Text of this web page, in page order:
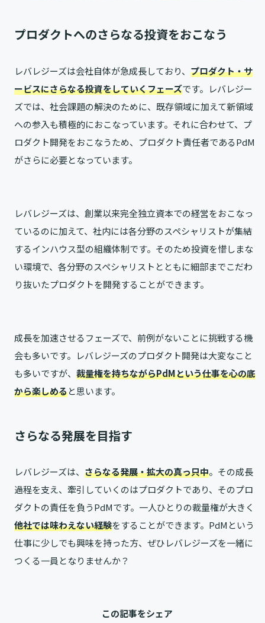
プロダクトへのさらなる投資をおこなう
レバレジーズは会社自体が急成長しており、 プロダクト・サ
ービスにさらなる投資をしていくフェーズです。レバレジー
ズでは、社会課題の解決のために、既存領域に加えて新領域
への参入も積極的におこなっています。それに合わせて、プ
ロダクト開発をおこなうため、プロダクト責任者であるPdM
がさらに必要となっています。
レバレジーズは、創業以来完全独立資本での経営をおこなっ
ているのに加えて、社内には各分野のスペシャリストが集結
するインハウス型の組織体制です。そのため投資を惜しまな
い環境で、各分野のスペシャリストとともに細部までこだわ
り抜いたプロダクトを開発することができます。
成長を加速させるフェーズで、前例がないことに挑戦する機
会も多いです。レバレジーズのプロダクト開発は大変なこと
も多いですが、 裁量権を持ちながらPdMという仕事を心の底
から楽しめると思います。
さらなる発展を目指す
レバレジーズは、 さらなる発展・拡大の真っ只中。その成長
過程を支え、牽引していくのはプロダクトであり、そのプロ
ダクトの責任を負うPdMです。一人ひとりの裁量権が大きく
他社では味わえない経験をすることができます。PdMという
仕事に少しでも興味を持った方、ぜひレバレジーズを一緒に
つくる一員となりませんか？
この記事をシェア